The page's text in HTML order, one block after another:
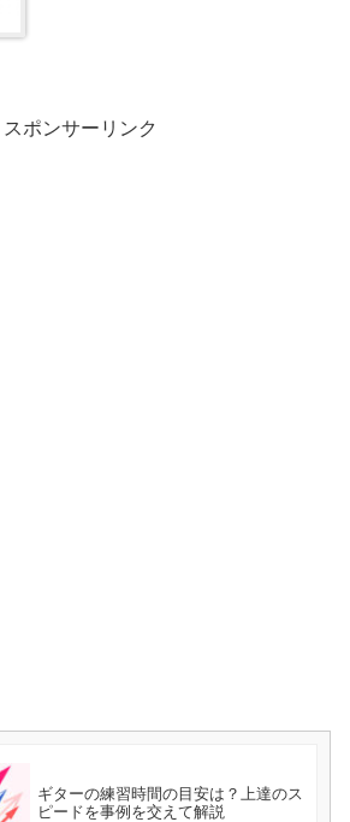
スポンサーリンク
ギターの練習時間の目安は？上達のス
ピードを事例を交えて解説